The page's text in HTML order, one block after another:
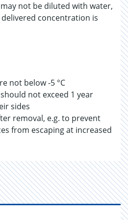
may not be diluted with water,
concentration is
not below -5 °C
not exceed 1 year
sides
removal, e.g. to prevent
from escaping at increased